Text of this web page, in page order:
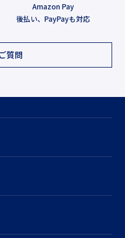
Amazon Pay
後払い、PayPayも対応
質問